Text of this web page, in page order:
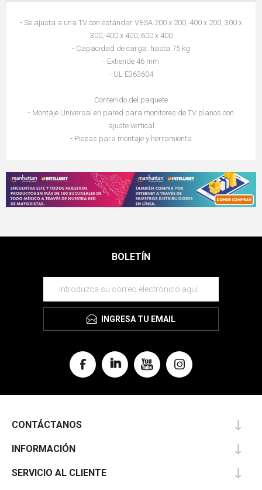
- Se ajusta a una TV con estándar VESA 200 x 200, 400 x 200, 300 x
300, 400 x 400, 600 x 400
- Capacidad de carga: hasta 75 kg
- Extiende 46 mm
- UL E363604
Contenido del paquete
- Montaje Universal en pared para monitores de TV planos con
ajuste vertical
- Piezas para montaje y herramienta
BOLETÍN
INGRESA TU EMAIL
CONTÁCTANOS
INFORMACIÓN
SERVICIO AL CLIENTE